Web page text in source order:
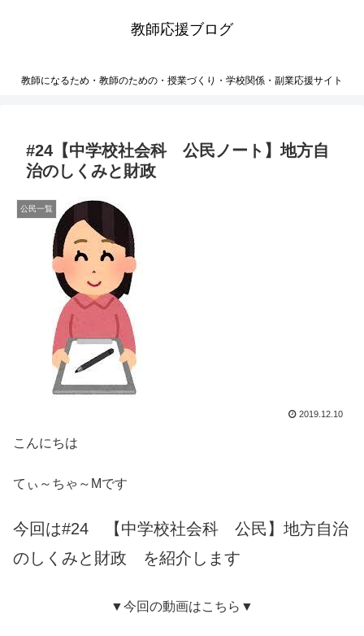
教師応援ブログ
教師になるため・教師のための・授業づくり・学校関係・副業応援サイト
#24【中学校社会科 公民ノート】地方自
治のしくみと財政
公民一覧
2019.12.10
こんにちは
てぃ～ちゃ～Mです
今回は#24 【中学校社会科 公民】地方自治
のしくみと財政 を紹介します
▼今回の動画はこちら▼